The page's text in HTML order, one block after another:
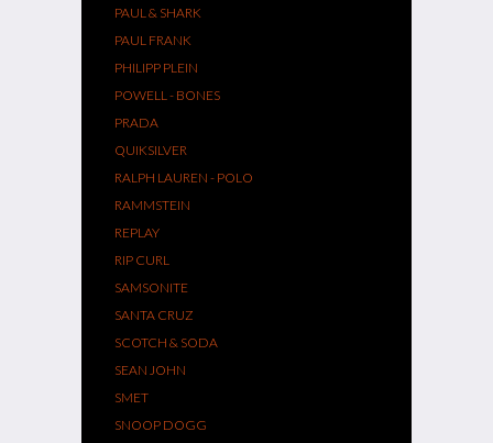
PAUL & SHARK
PAUL FRANK
PHILIPP PLEIN
POWELL - BONES
PRADA
QUIKSILVER
RALPH LAUREN - POLO
RAMMSTEIN
REPLAY
RIP CURL
SAMSONITE
SANTA CRUZ
SCOTCH & SODA
SEAN JOHN
SMET
SNOOP DOGG